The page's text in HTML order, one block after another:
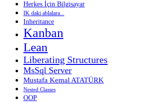
Herkes İçin Bilgisayar
IK daki ablalara...
Inheritance
Kanban
Lean
Liberating Structures
MsSql Server
Mustafa Kemal ATATÜRK
Nested Classes
OOP